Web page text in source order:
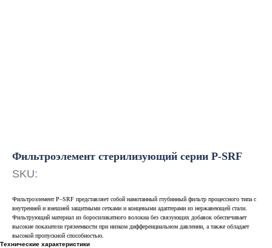
Фильтроэлемент стерилизующий серии P-SRF
SKU:
Фильтроэлемент P–SRF представляет собой намотанный глубинный фильтр процессного типа с
внутренней и внешней защитными сетками и концевыми адаптерами из нержавеющей стали.
Фильтрующий материал из боросиликатного волокна без связующих добавок обеспечивает
высокие показатели грязеемкости при низком дифференциальном давлении, а также обладает
высокой пропускной способностью.
Технические характеристики